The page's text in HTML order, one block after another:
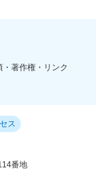
著作権・リンク
ス
番地